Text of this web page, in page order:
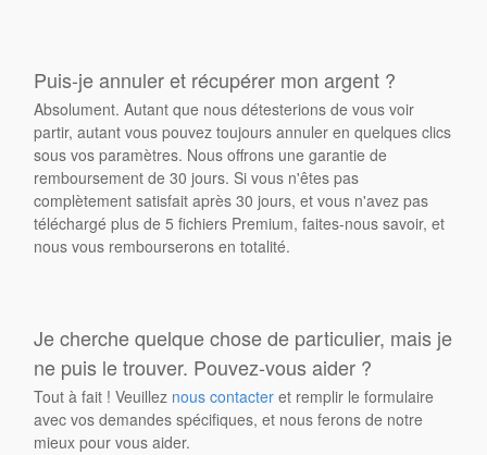
Puis-je annuler et récupérer mon argent ?
Absolument. Autant que nous détesterions de vous voir
partir, autant vous pouvez toujours annuler en quelques clics
sous vos paramètres. Nous offrons une garantie de
remboursement de 30 jours. Si vous n'êtes pas
complètement satisfait après 30 jours, et vous n'avez pas
téléchargé plus de 5 fichiers Premium, faites-nous savoir, et
nous vous rembourserons en totalité.
Je cherche quelque chose de particulier, mais je
ne puis le trouver. Pouvez-vous aider ?
Tout à fait ! Veuillez nous contacter et remplir le formulaire
avec vos demandes spécifiques, et nous ferons de notre
mieux pour vous aider.